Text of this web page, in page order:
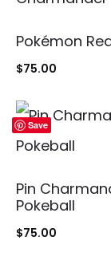
Pokémon
$75.00
Save
Pin
Pokeball
$75.00